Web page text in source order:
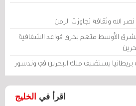
الله وثقافة تجاوزت الزمن
الأوسط متهم بخرق قواعد الشفافية
بريطانيا يستضيف ملك البحرين في وندسور
اقرأ في الخليج